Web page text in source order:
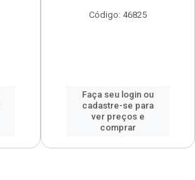
Código: 46825
Faça seu login ou
cadastre-se para
ver preços e
comprar